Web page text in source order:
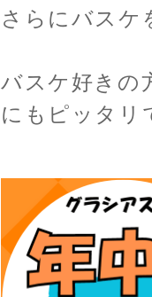
さらにバスケ
バスケ好きの
にもピッタリ